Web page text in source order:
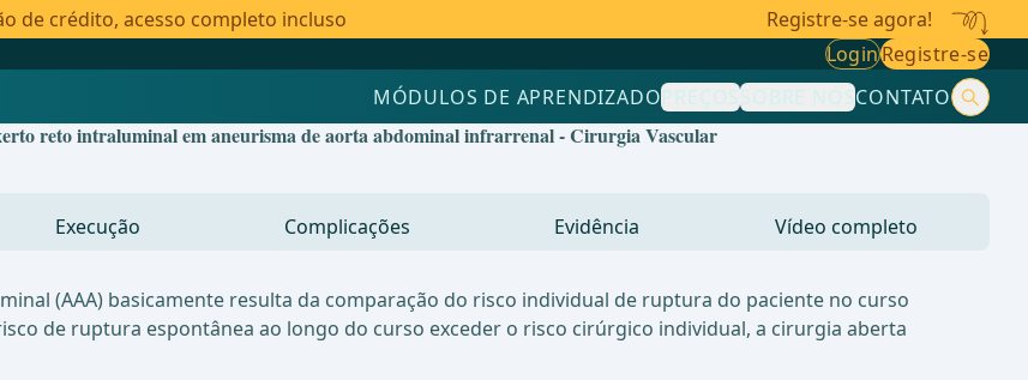
de crédito, acesso completo incluso Registre-se agora!
LoginRegistre-se
MÓDULOS DE APRENDIZADOPREÇOSSOBRE NÓSCONTATO
reto intraluminal em aneurisma de aorta abdominal infrarrenal - Cirurgia Vascular
Execução Complicações Evidência Vídeo completo
(AAA) basicamente resulta da comparação do risco individual de ruptura do paciente no curso
de ruptura espontânea ao longo do curso exceder o risco cirúrgico individual, a cirurgia aberta